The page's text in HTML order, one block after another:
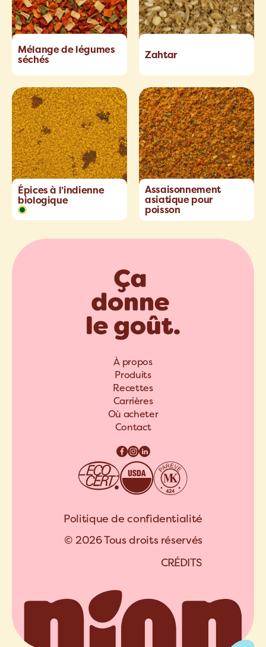
Mélange de légumes
séchés
Zahtar
Épices à l’indienne
biologique
Assaisonnement
asiatique pour
poisson
À propos
Produits
Recettes
Carrières
Où acheter
Contact
Politique de confidentialité
© 2026 Tous droits réservés
CRÉDITS